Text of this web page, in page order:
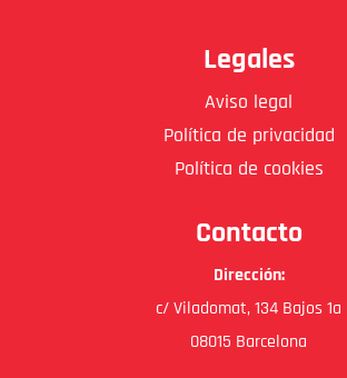
Legales
Aviso legal
Política de privacidad
Política de cookies
Contacto
Dirección:
c/ Viladomat, 134 Bajos 1a
08015 Barcelona